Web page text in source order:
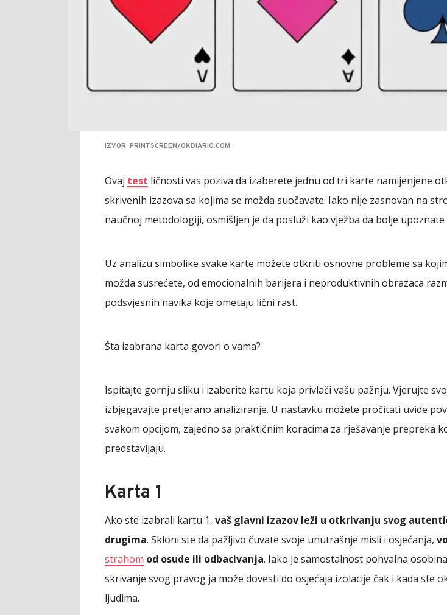
IZVOR: PRINTSCREEN/OKDIARIO.COM
Ovaj test ličnosti vas poziva da izaberete jednu od tri karte namijenjene
skrivenih izazova sa kojima se možda suočavate. Iako nije zasnovan na
naučnoj metodologiji, osmišljen je da posluži kao vježba da bolje upoznate
Uz analizu simbolike svake karte možete otkriti osnovne probleme sa
možda susrećete, od emocionalnih barijera i neproduktivnih obrazaca
podsvjesnih navika koje ometaju lični rast.
Šta izabrana karta govori o vama?
Ispitajte gornju sliku i izaberite kartu koja privlači vašu pažnju. Vjerujte
izbjegavajte pretjerano analiziranje. U nastavku možete pročitati uvide
svakom opcijom, zajedno sa praktičnim koracima za rješavanje prepreka
predstavljaju.
Karta 1
Ako ste izabrali kartu 1, vaš glavni izazov leži u otkrivanju svog
drugima. Skloni ste da pažljivo čuvate svoje unutrašnje misli i osjećanja,
strahom od osude ili odbacivanja. Iako je samostalnost pohvalna
skrivanje svog pravog ja može dovesti do osjećaja izolacije čak i kada ste
ljudima.